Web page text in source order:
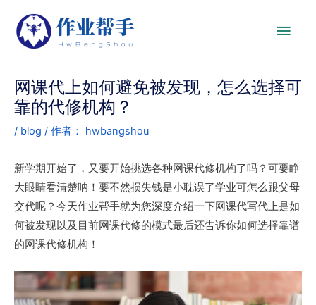
网课代上如何避免被发现，怎么选择可
靠的代修机构？
/ blog / 作者： hwbangshou
新学期开始了，又要开始挑选各种网课代修机构了吗？可要睁
大眼睛看清楚呐！要不然损失钱是小耽误了学业可怎么跟父母
交代呢？今天作业帮手就为您深度介绍一下网课代写代上是如
何被发现以及目前网课代修的模式最后还告诉你如何选择靠谱
的网课代修机构！